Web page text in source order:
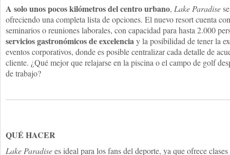
A solo unos pocos kilómetros del centro urbano, Lake Paradise
ofreciendo una completa lista de opciones. El nuevo resort cuenta
seminarios o reuniones laborales, con capacidad para hasta 2.000
servicios gastronómicos de excelenciay la posibilidad de tener la
eventos corporativos, donde es posible centralizar cada detalle de
cliente. ¿Qué mejor que relajarse en la piscina o el campo de golf
de trabajo?
QUÉ HACER
Lake Paradisees ideal para los fans del deporte, ya que ofrece